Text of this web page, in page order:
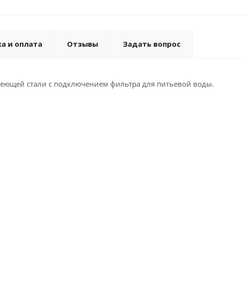
и оплата Отзывы Задать вопрос
стали с подключением фильтра для питьевой воды.